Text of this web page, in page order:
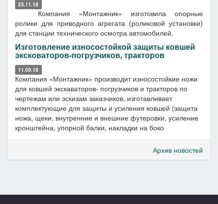
23.11.18
Компания «Монтажник» изготовила опорные
ролики для приводного агрегата (роликовой установки)
для станции технического осмотра автомобилей.
Изготовление износостойкой защиты ковшей
эксковаторов-погрузчиков, тракторов
11.09.18
Компания «Монтажник» производит износостойкие ножи
для ковшей экскаваторов- погрузчиков и тракторов по
чертежам или эскизам заказчиков, изготавливает
комплектующие для защиты и усиления ковшей (защита
ножа, щеки, внутренние и внешние футеровки, усиление
кронштейна, упорной балки, накладки на боко
Архив новостей